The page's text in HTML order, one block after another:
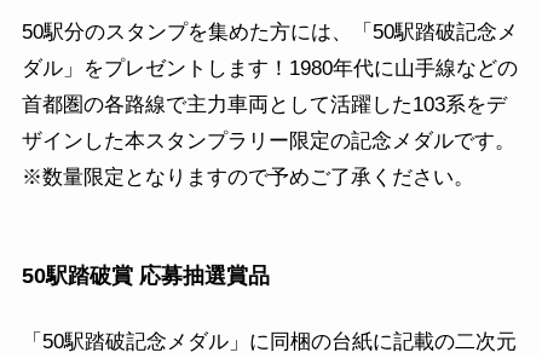
50駅分のスタンプを集めた方には、「50駅踏破記念メ
ダル」をプレゼントします！1980年代に山手線などの
首都圏の各路線で主力車両として活躍した103系をデ
ザインした本スタンプラリー限定の記念メダルです。
※数量限定となりますので予めご了承ください。
50駅踏破賞 応募抽選賞品
「50駅踏破記念メダル」に同梱の台紙に記載の二次元